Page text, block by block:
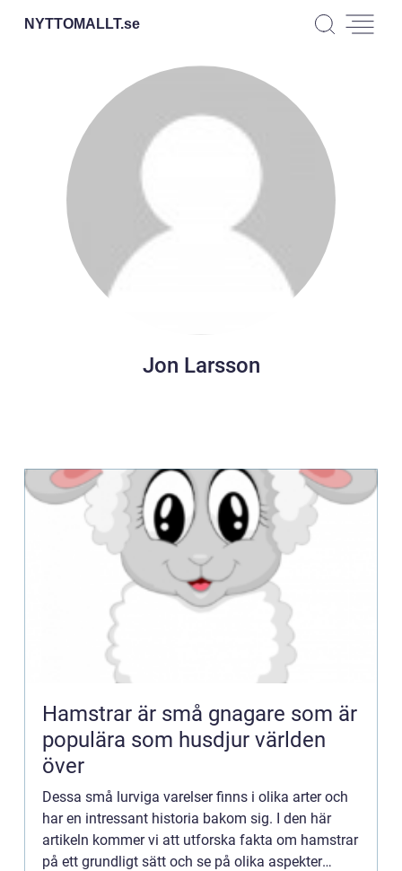
NYTTOMALLT.se
Jon Larsson
Hamstrar är små gnagare som är
populära som husdjur världen
över
Dessa små lurviga varelser finns i olika arter och
har en intressant historia bakom sig. I den här
artikeln kommer vi att utforska fakta om hamstrar
på ett grundligt sätt och se på olika aspekter